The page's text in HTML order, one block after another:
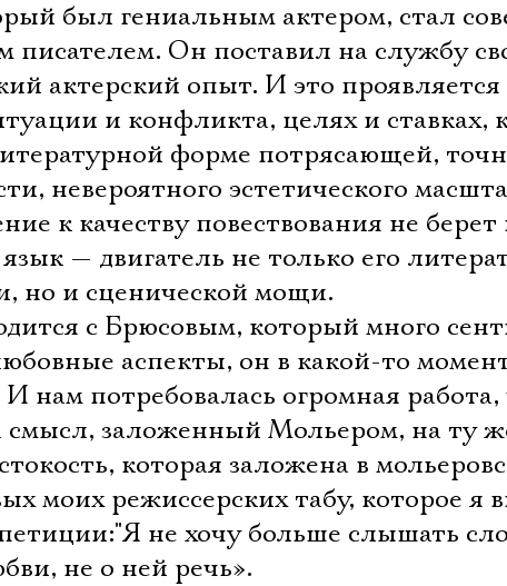
был гениальным актером, стал
Он поставил на службу
актерский опыт. И это проявляется
и конфликта, целях и ставках,
форме потрясающей,
невероятного эстетического
к качеству повествования не берет
— двигатель не только его
но и сценической мощи.
с Брюсовым, который много
аспекты, он в какой-то
нам потребовалась огромная
смысл, заложенный Мольером, на ту
которая заложена в
моих режиссерских табу, которое я
не хочу больше слышать
не о ней речь».
Электропочта